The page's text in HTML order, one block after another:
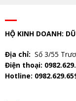
HỘ KINH DOANH:
Địa chỉ: Số 3/55
Điện thoại:
Hotline: